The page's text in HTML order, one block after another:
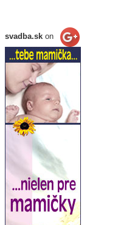
svadba.sk on